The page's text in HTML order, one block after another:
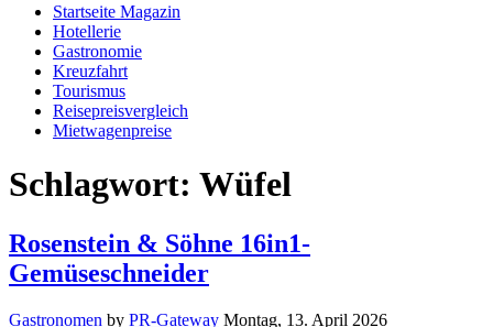
Startseite Magazin
Hotellerie
Gastronomie
Kreuzfahrt
Tourismus
Reisepreisvergleich
Mietwagenpreise
Schlagwort: Wüfel
Rosenstein & Söhne 16in1-
Gemüseschneider
Gastronomen by PR-Gateway Montag, 13. April 2026